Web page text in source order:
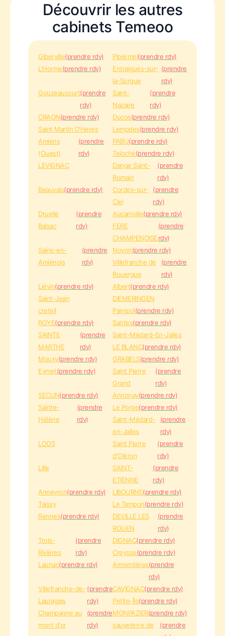
Découvrir les autres
cabinets Temeoo
Giberville(prendre rdv) Ploërmel(prendre rdv)
L'Horme(prendre rdv)
Entraigues-sur-
la-Sorgue
(prendre
rdv)
Gouzeaucourt(prendre
rdv)
Saint-
Nazaire
(prendre
rdv)
CRAON(prendre rdv) Ducos(prendre rdv)
Saint Martin D'Heres
Lempdes(prendre rdv)
Amiens
(Ouest)
(prendre
rdv)
PABU(prendre rdv)
Teloché(prendre rdv)
LEVIGNAC
Dange Saint-
Romain
(prendre
rdv)
Beauvais(prendre rdv)
Cordes-sur-
Ciel
(prendre
rdv)
Druelle
Balsac
(prendre
rdv)
Aucamville(prendre rdv)
FERE
CHAMPENOISE
(prendre
rdv)
Sains-en-
Amiénois
(prendre
rdv)
Noyon(prendre rdv)
Villefranche de
Rouergue
(prendre
rdv)
Liévin(prendre rdv) Albert(prendre rdv)
Saint-Jean
DIEMERINGEN
creteil
Paimpol(prendre rdv)
ROYE(prendre rdv) Santes(prendre rdv)
SAINTE
MARTHE
(prendre
rdv)
Saint-Médard-En-Jalles
LE BLANC(prendre rdv)
Mouxy(prendre rdv) GRABELS(prendre rdv)
Eymet(prendre rdv)
Saint Pierre
Grand
(prendre
rdv)
SECLIN(prendre rdv) Annonay(prendre rdv)
Sainte-
Hélène
(prendre
rdv)
Le Porge(prendre rdv)
Saint-Médard-
en-Jalles
(prendre
rdv)
LOOS
Saint Pierre
d'Oléron
(prendre
rdv)
Lille
SAINT-
ETIENNE
(prendre
rdv)
Anneyron(prendre rdv) LIBOURNE(prendre rdv)
Taissy
Le Tampon(prendre rdv)
Rennes(prendre rdv)
DEVILLE LES
ROUEN
(prendre
rdv)
Trois-
Rivières
(prendre
rdv)
DIGNAC(prendre rdv)
Creysse(prendre rdv)
Launac(prendre rdv) Armentières(prendre
rdv)
Villefranche-de-
Lauragais
(prendre
rdv)
CAVIGNAC(prendre rdv)
Petite-Île(prendre rdv)
Champagne au
mont d'or
(prendre
rdv)
MONPAZIER(prendre rdv)
sauveterre de
(prendre